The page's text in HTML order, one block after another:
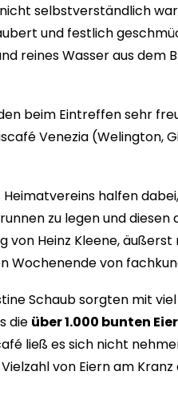
selbstverständlich
und festlich
reines Wasser aus dem
beim Eintreffen sehr
Venezia (Welington,
halfen
zu legen und diesen
von Heinz Kleene,
Wochenende von
Schaub sorgten mit
die über 1.000 bunten Eier
ließ es sich nicht
von Eiern am Kranz